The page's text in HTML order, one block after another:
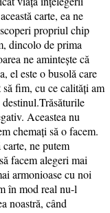
carte, ea ne
propriul chip
dincolo de prima
ne amintește că
el este o busolă care
fim, cu ce calități am
Aceastea nu
chemați să o facem.
ne putem
facem alegeri mai
armonioase cu noi
în mod real nu-l
noastră, când